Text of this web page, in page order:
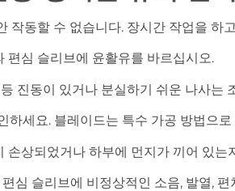
작동할 수 없습니다. 장시간 작업을
편심 슬리브에 윤활유를 바르십시오.
진동이 있거나 분실하기 쉬운 나사는
하세요. 블레이드는 특수 가공 방법으
손상되었거나 하부에 먼지가 끼어 있는
심 슬리브에 비정상적인 소음, 발열,